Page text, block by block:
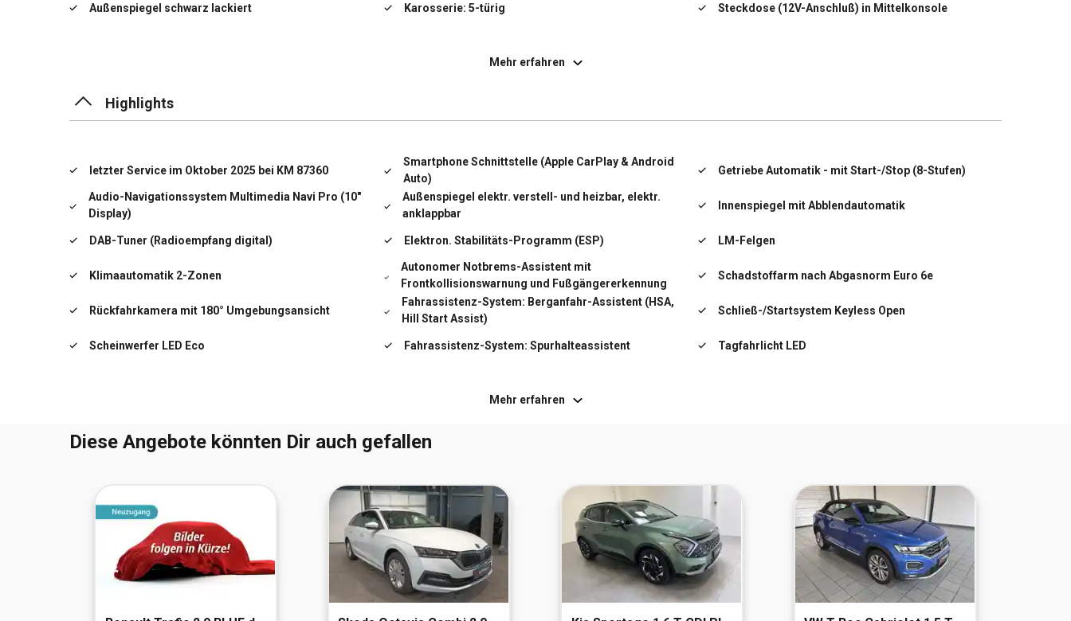
Außenspiegel schwarz lackiert
Elektr. Bremskraftverteilung (EBD)
Autonomer Notbrems-Assistent mit
Fahrassistenz-System: Berganfahr-Assistent (HSA,
Karosserie: 5-türig
LM-Felgen
Mittelarmlehne hinten
Motor 1,5 Ltr. - 96 kW CDTI DPF
Nebelscheinwerfer LED
Steckdose (12V-Anschluß) in Mittelkonsole
Audio-Navigationssystem Multimedia Navi Pro (10"
Smartphone Schnittstelle (Apple CarPlay & Android
Mehr erfahren
Highlights
letzter Service im Oktober 2025 bei KM 87360
Audio-Navigationssystem Multimedia Navi Pro (10"
Display)
DAB-Tuner (Radioempfang digital)
Klimaautomatik 2-Zonen
Rückfahrkamera mit 180° Umgebungsansicht
Scheinwerfer LED Eco
Smartphone Schnittstelle (Apple CarPlay & Android
Auto)
Außenspiegel elektr. verstell- und heizbar, elektr.
anklappbar
Elektron. Stabilitäts-Programm (ESP)
Autonomer Notbrems-Assistent mit
Frontkollisionswarnung und Fußgängererkennung
Fahrassistenz-System: Berganfahr-Assistent (HSA,
Hill Start Assist)
Fahrassistenz-System: Spurhalteassistent
Getriebe Automatik - mit Start-/Stop (8-Stufen)
Innenspiegel mit Abblendautomatik
LM-Felgen
Schadstoffarm nach Abgasnorm Euro 6e
Schließ-/Startsystem Keyless Open
Tagfahrlicht LED
Mehr erfahren
Diese Angebote könnten Dir auch gefallen